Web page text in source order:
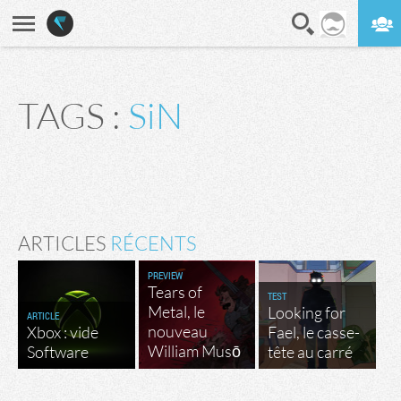
TAGS : SiN
ARTICLES RÉCENTS
ARTICLE
Xbox : vide
Software
PREVIEW
Tears of
Metal, le
nouveau
William Musō
TEST
Looking for
Fael, le casse-
tête au carré